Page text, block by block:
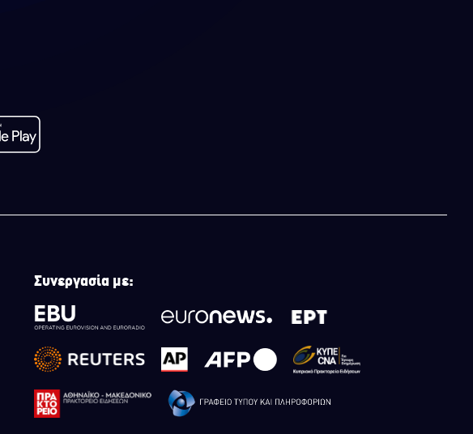
Συνεργασία με: